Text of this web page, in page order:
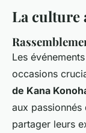
La culture
Les événements
occasions
de Kana
aux
partager leurs